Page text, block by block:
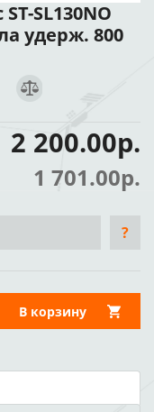
SL130NO
удерж. 800
2 200.00р.
1 701.00р.
?
В корзину